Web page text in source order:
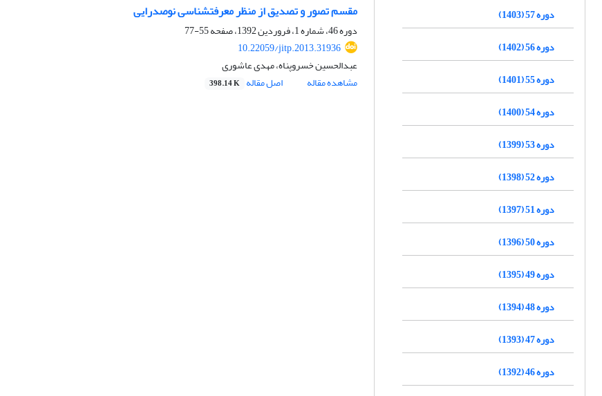
مقسم تصور و تصدیق از منظر معرفتشناسی نوصدرایی
دوره 46، شماره 1، فروردین 1392، صفحه
55-77
10.22059/jitp.2013.31936
عبدالحسین خسروپناه، مهدی عاشوری
مشاهده مقاله
اصل مقاله 398.14 K
دوره 57 (1403)
دوره 56 (1402)
دوره 55 (1401)
دوره 54 (1400)
دوره 53 (1399)
دوره 52 (1398)
دوره 51 (1397)
دوره 50 (1396)
دوره 49 (1395)
دوره 48 (1394)
دوره 47 (1393)
دوره 46 (1392)